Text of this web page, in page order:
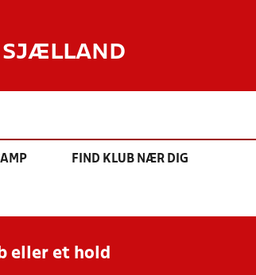
SJÆLLAND
FIND KLUB NÆR DIG
eller et hold